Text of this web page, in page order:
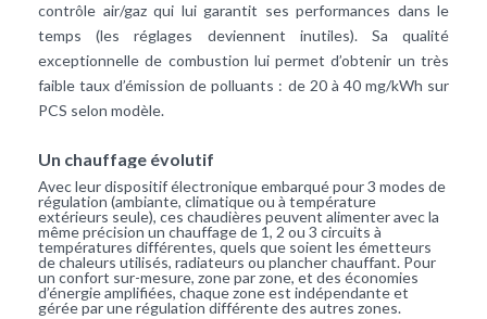
contrôle air/gaz qui lui garantit ses performances dans le
temps (les réglages deviennent inutiles). Sa qualité
exceptionnelle de combustion lui permet d’obtenir un très
faible taux d’émission de polluants : de 20 à 40 mg/kWh sur
PCS selon modèle.
Un chauffage évolutif
Avec leur dispositif électronique embarqué pour 3 modes de
régulation (ambiante, climatique ou à température
extérieurs seule), ces chaudières peuvent alimenter avec la
même précision un chauffage de 1, 2 ou 3 circuits à
températures différentes, quels que soient les émetteurs
de chaleurs utilisés, radiateurs ou plancher chauffant. Pour
un confort sur-mesure, zone par zone, et des économies
d’énergie amplifiées, chaque zone est indépendante et
gérée par une régulation différente des autres zones.